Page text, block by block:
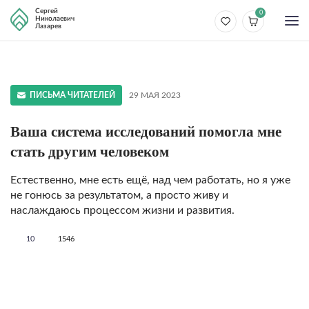
Сергей
Николаевич
Лазарев
0
ПИСЬМА ЧИТАТЕЛЕЙ 29 МАЯ 2023
Ваша система исследований помогла мне
стать другим человеком
Естественно, мне есть ещё, над чем работать, но я уже
не гонюсь за результатом, а просто живу и
наслаждаюсь процессом жизни и развития.
10 1546